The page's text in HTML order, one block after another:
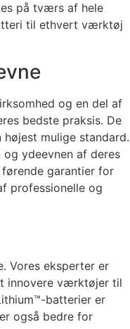
på tværs af hele
til ethvert værktøj
og en del af
bedste praksis. De
mulige standard.
ydeevnen af deres
garantier for
professionelle og
Vores eksperter er
innovere værktøjer til
batterier er
også bedre for